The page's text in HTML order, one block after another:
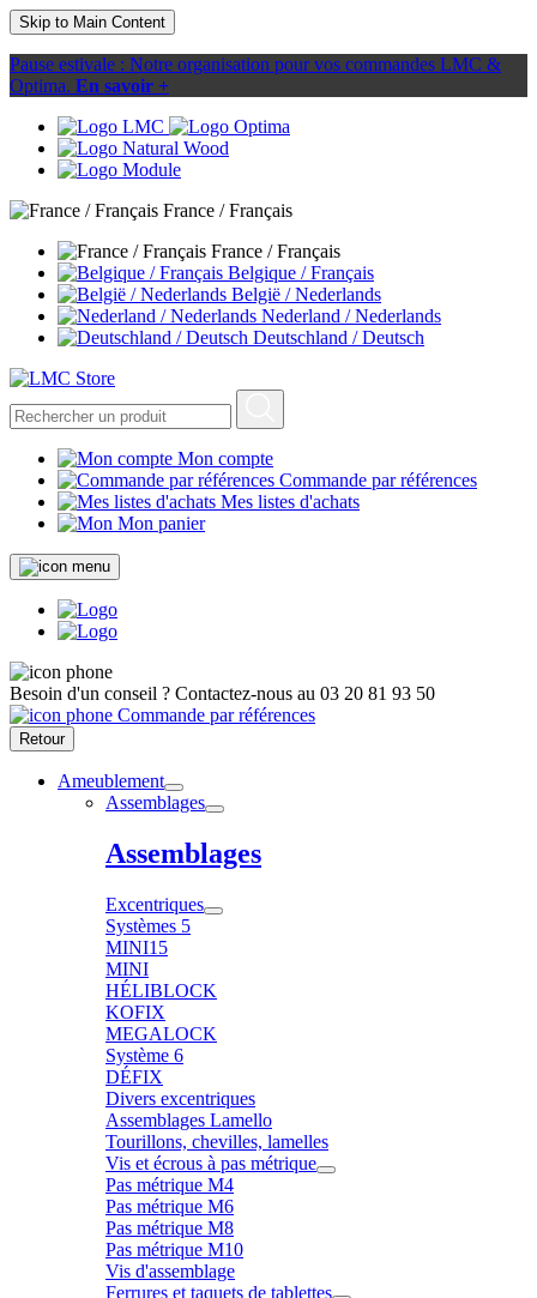
Skip to Main Content
Pause estivale : Notre organisation pour vos commandes LMC &
Optima. En savoir +
France / Français
France / Français
Belgique / Français
België / Nederlands
Nederland / Nederlands
Deutschland / Deutsch
Mon compte
Commande par références
Mes listes d'achats
Mon panier
Besoin d'un conseil ? Contactez-nous au 03 20 81 93 50
Commande par références
Retour
Ameublement
Assemblages
Assemblages
Excentriques
Systèmes 5
MINI15
MINI
HÉLIBLOCK
KOFIX
MEGALOCK
Système 6
DÉFIX
Divers excentriques
Assemblages Lamello
Tourillons, chevilles, lamelles
Vis et écrous à pas métrique
Pas métrique M4
Pas métrique M6
Pas métrique M8
Pas métrique M10
Vis d'assemblage
Ferrures et taquets de tablettes